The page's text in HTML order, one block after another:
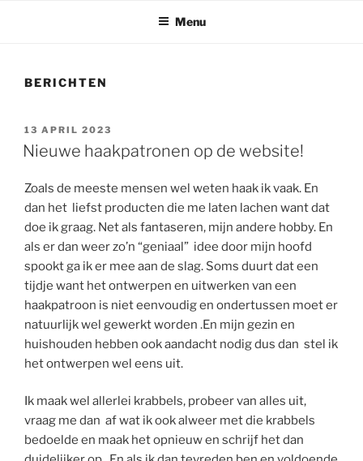
Menu
BERICHTEN
GEPLAATST
OP
13 APRIL 2023
Nieuwe haakpatronen op de website!
Zoals de meeste mensen wel weten haak ik vaak. En
dan het liefst producten die me laten lachen want dat
doe ik graag. Net als fantaseren, mijn andere hobby. En
als er dan weer zo’n “geniaal” idee door mijn hoofd
spookt ga ik er mee aan de slag. Soms duurt dat een
tijdje want het ontwerpen en uitwerken van een
haakpatroon is niet eenvoudig en ondertussen moet er
natuurlijk wel gewerkt worden .En mijn gezin en
huishouden hebben ook aandacht nodig dus dan stel ik
het ontwerpen wel eens uit.
Ik maak wel allerlei krabbels, probeer van alles uit,
vraag me dan af wat ik ook alweer met die krabbels
bedoelde en maak het opnieuw en schrijf het dan